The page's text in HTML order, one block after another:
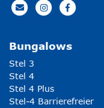
Bungalows
Stel 3
Stel 4
Stel 4 Plus
Stel-4 Barrierefreier